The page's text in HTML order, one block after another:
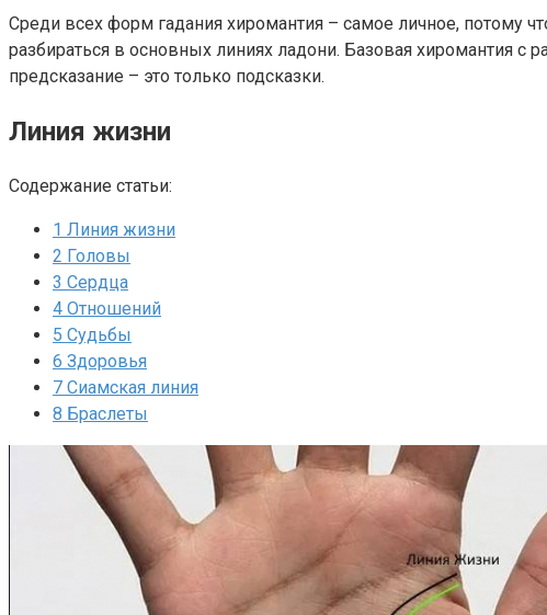
Среди всех форм гадания хиромантия – самое личное, потому
разбираться в основных линиях ладони. Базовая хиромантия
предсказание – это только подсказки.
Линия жизни
Содержание статьи:
1 Линия жизни
2 Головы
3 Сердца
4 Отношений
5 Судьбы
6 Здоровья
7 Сиамская линия
8 Браслеты